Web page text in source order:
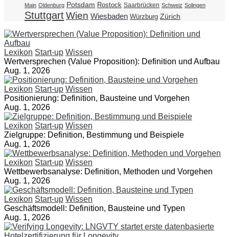
Main Oldenburg Potsdam Rostock Saarbrücken Schweiz Solingen
StuttgartWien Wiesbaden Würzburg Zürich
Lexikon Start-up Wissen
Wertversprechen (Value Proposition): Definition und Aufbau
Aug. 1, 2026
Lexikon Start-up Wissen
Positionierung: Definition, Bausteine und Vorgehen
Aug. 1, 2026
Lexikon Start-up Wissen
Zielgruppe: Definition, Bestimmung und Beispiele
Aug. 1, 2026
Lexikon Start-up Wissen
Wettbewerbsanalyse: Definition, Methoden und Vorgehen
Aug. 1, 2026
Lexikon Start-up Wissen
Geschäftsmodell: Definition, Bausteine und Typen
Aug. 1, 2026